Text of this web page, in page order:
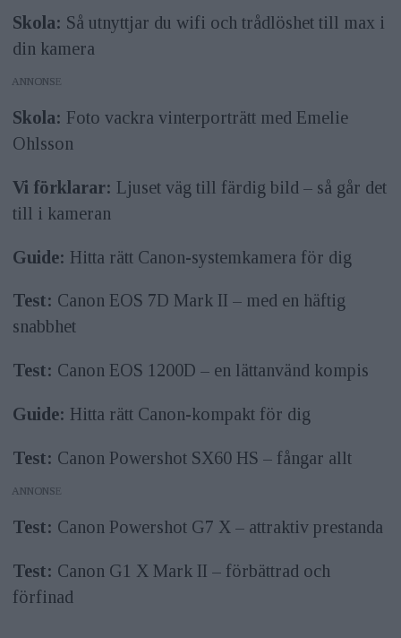
Skola: Så utnyttjar du wifi och trådlöshet till max i
din kamera
ANNONS
Skola: Foto vackra vinterporträtt med Emelie
Ohlsson
Vi förklarar: Ljuset väg till färdig bild – så går det
till i kameran
Guide: Hitta rätt Canon-systemkamera för dig
Test: Canon EOS 7D Mark II – med en häftig
snabbhet
Test: Canon EOS 1200D – en lättanvänd kompis
Guide: Hitta rätt Canon-kompakt för dig
Test: Canon Powershot SX60 HS – fångar allt
ANNONS
Test: Canon Powershot G7 X – attraktiv prestanda
Test: Canon G1 X Mark II – förbättrad och
förfinad